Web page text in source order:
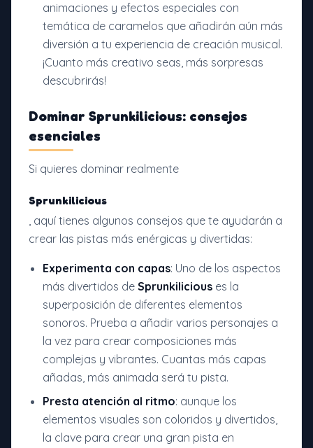
animaciones y efectos especiales con
temática de caramelos que añadirán aún más
diversión a tu experiencia de creación musical.
¡Cuanto más creativo seas, más sorpresas
descubrirás!
Dominar Sprunkilicious: consejos
esenciales
Si quieres dominar realmente
Sprunkilicious
, aquí tienes algunos consejos que te ayudarán a
crear las pistas más enérgicas y divertidas:
Experimenta con capas: Uno de los aspectos
más divertidos de Sprunkilicious es la
superposición de diferentes elementos
sonoros. Prueba a añadir varios personajes a
la vez para crear composiciones más
complejas y vibrantes. Cuantas más capas
añadas, más animada será tu pista.
Presta atención al ritmo: aunque los
elementos visuales son coloridos y divertidos,
la clave para crear una gran pista en